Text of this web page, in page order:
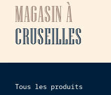
MAGASIN À
CRUSEILLES
Tous les produits